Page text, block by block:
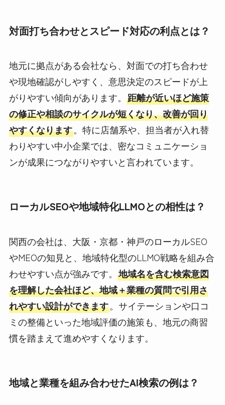
対面打ち合わせとスピード対応の利点とは？
地元に拠点がある会社なら、対面での打ち合わせ
や現地確認がしやすく、意思決定のスピードが上
がりやすい傾向があります。 距離が近いほど施策
の修正や相談のサイクルが短くなり、改善が回り
やすくなります。特に店舗系や、担当者が入れ替
わりやすい中小企業では、密なコミュニケーショ
ンが成果につながりやすいと言われています。
ローカルSEOや地域特化LLMOとの相性は？
関西の会社は、大阪・京都・神戸のローカルSEO
やMEOの知見と、地域特化型のLLMO戦略を組み合
わせやすい点が強みです。 地域名を含む検索意図
を理解した会社ほど、地域＋業種の質問で引用さ
れやすい設計ができます。サイテーションや口コ
ミの整備といった地域評価の施策も、地元の商習
慣を踏まえて進めやすくなります。
地域と業種を組み合わせたAI検索の例は？